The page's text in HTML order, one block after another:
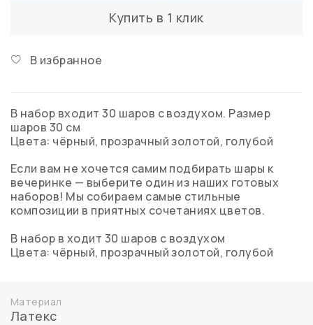
Купить в 1 клик
В избранное
В набор входит 30 шаров с воздухом. Размер
шаров 30 см
Цвета: чёрный, прозрачный золотой, голубой
Если вам не хочется самим подбирать шары к
вечеринке — выберите один из наших готовых
наборов! Мы собираем самые стильные
композиции в приятных сочетаниях цветов.
В набор в ходит 30 шаров с воздухом
Цвета: чёрный, прозрачный золотой, голубой
Материал
Латекс